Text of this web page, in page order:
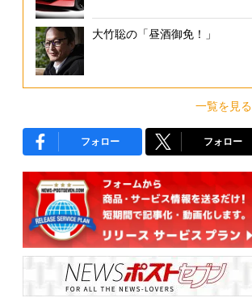
大竹聡の「昼酒御免！」
一覧を見る
フォロー フォロー